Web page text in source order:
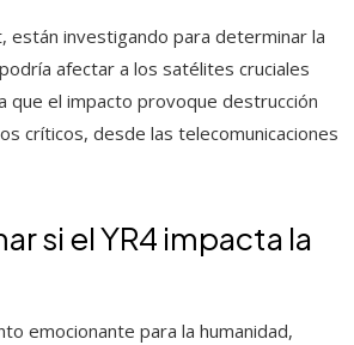
están investigando para determinar la
afectar a los satélites cruciales
que el impacto provoque destrucción
críticos, desde las telecomunicaciones
si el YR4 impacta la
emocionante para la humanidad,